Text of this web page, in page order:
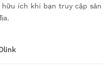
hữu ích khi bạn truy cập sản